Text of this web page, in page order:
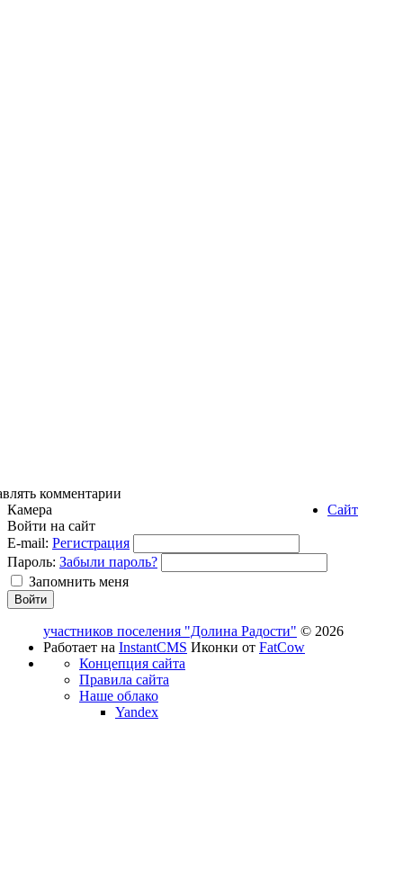
комментарии
Камера
Войти на сайт
E-mail: Регистрация
Пароль: Забыли пароль?
Запомнить меня
Сайт
участников поселения "Долина Радости" © 2026
Работает на InstantCMS Иконки от FatCow
Концепция сайта
Правила сайта
Наше облако
Yandex